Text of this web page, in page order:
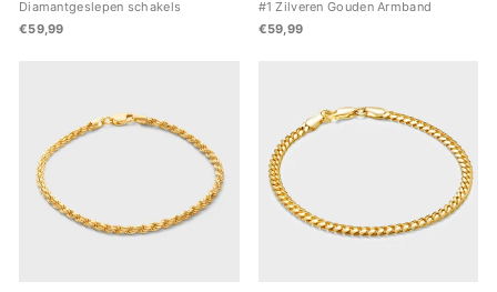
Diamantgeslepen schakels
€59,99
#1 Zilveren Gouden Armband
€59,99